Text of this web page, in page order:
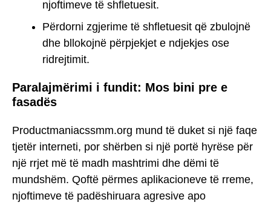
njoftimeve të shfletuesit.
Përdorni zgjerime të shfletuesit që zbulojnë
dhe bllokojnë përpjekjet e ndjekjes ose
ridrejtimit.
Paralajmërimi i fundit: Mos bini pre e
fasadës
Productmaniacssmm.org mund të duket si një faqe
tjetër interneti, por shërben si një portë hyrëse për
një rrjet më të madh mashtrimi dhe dëmi të
mundshëm. Qoftë përmes aplikacioneve të rreme,
njoftimeve të padëshiruara agresive apo